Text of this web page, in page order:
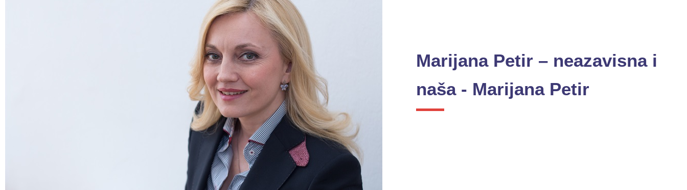
Marijana Petir – neazavisna i
naša - Marijana Petir